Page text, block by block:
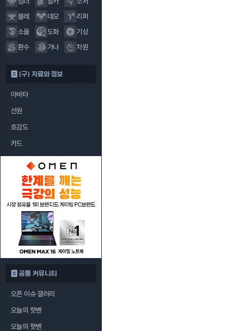
블레
데모
리퍼
소울
도화
기상
환수
가나 차원
(구) 자료와 정보
아바타
선원
호감도
카드
공통 커뮤니티
오픈 이슈 갤러리
오늘의 핫벤
오늘의 팟벤